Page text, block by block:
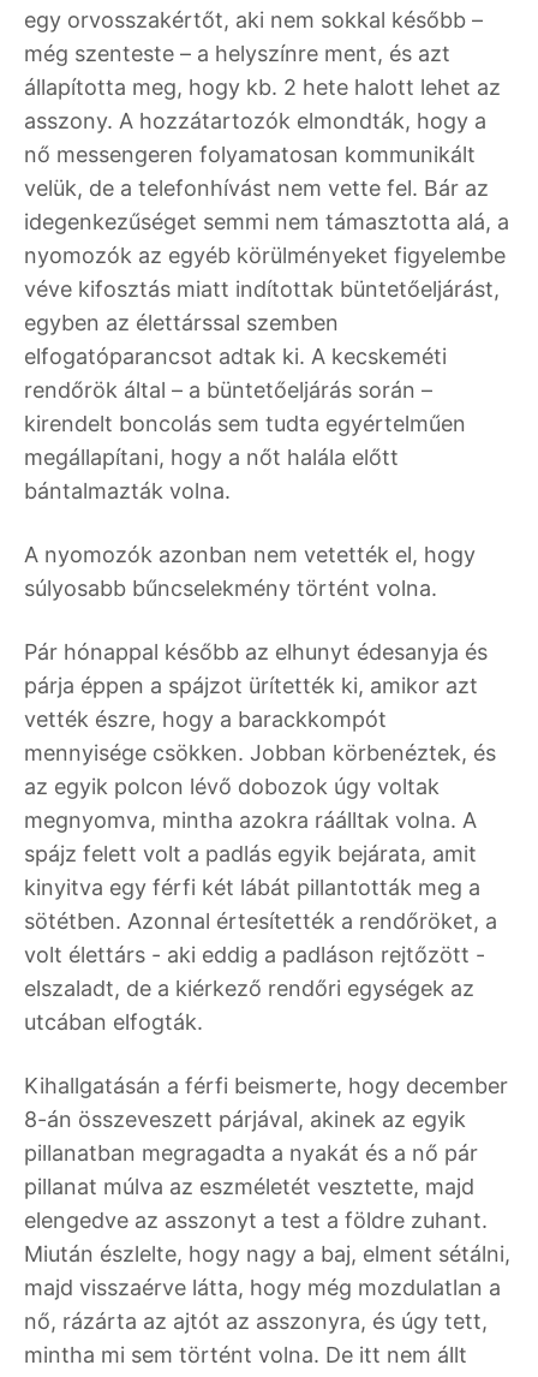
egy orvosszakértőt, aki nem sokkal később –
még szenteste – a helyszínre ment, és azt
állapította meg, hogy kb. 2 hete halott lehet az
asszony. A hozzátartozók elmondták, hogy a
nő messengeren folyamatosan kommunikált
velük, de a telefonhívást nem vette fel. Bár az
idegenkezűséget semmi nem támasztotta alá, a
nyomozók az egyéb körülményeket figyelembe
véve kifosztás miatt indítottak büntetőeljárást,
egyben az élettárssal szemben
elfogatóparancsot adtak ki. A kecskeméti
rendőrök által – a büntetőeljárás során –
kirendelt boncolás sem tudta egyértelműen
megállapítani, hogy a nőt halála előtt
bántalmazták volna.
A nyomozók azonban nem vetették el, hogy
súlyosabb bűncselekmény történt volna.
Pár hónappal később az elhunyt édesanyja és
párja éppen a spájzot ürítették ki, amikor azt
vették észre, hogy a barackkompót
mennyisége csökken. Jobban körbenéztek, és
az egyik polcon lévő dobozok úgy voltak
megnyomva, mintha azokra ráálltak volna. A
spájz felett volt a padlás egyik bejárata, amit
kinyitva egy férfi két lábát pillantották meg a
sötétben. Azonnal értesítették a rendőröket, a
volt élettárs - aki eddig a padláson rejtőzött -
elszaladt, de a kiérkező rendőri egységek az
utcában elfogták.
Kihallgatásán a férfi beismerte, hogy december
8-án összeveszett párjával, akinek az egyik
pillanatban megragadta a nyakát és a nő pár
pillanat múlva az eszméletét vesztette, majd
elengedve az asszonyt a test a földre zuhant.
Miután észlelte, hogy nagy a baj, elment sétálni,
majd visszaérve látta, hogy még mozdulatlan a
nő, rázárta az ajtót az asszonyra, és úgy tett,
mintha mi sem történt volna. De itt nem állt